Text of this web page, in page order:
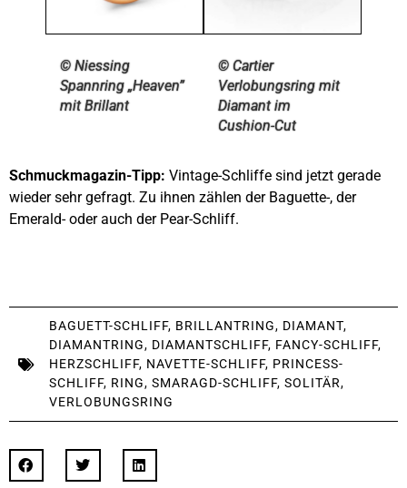
© Niessing
Spannring „Heaven”
mit Brillant
© Cartier
Verlobungsring mit
Diamant im
Cushion-Cut
Schmuckmagazin-Tipp: Vintage-Schliffe sind jetzt gerade
wieder sehr gefragt. Zu ihnen zählen der Baguette-, der
Emerald- oder auch der Pear-Schliff.
BAGUETT-SCHLIFF, BRILLANTRING, DIAMANT,
DIAMANTRING, DIAMANTSCHLIFF, FANCY-SCHLIFF,
HERZSCHLIFF, NAVETTE-SCHLIFF, PRINCESS-
SCHLIFF, RING, SMARAGD-SCHLIFF, SOLITÄR,
VERLOBUNGSRING